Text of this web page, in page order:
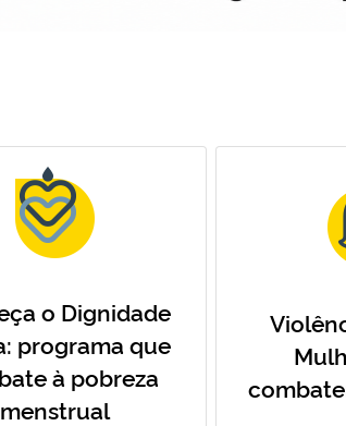
o Dignidade
programa que
à pobreza
menstrual